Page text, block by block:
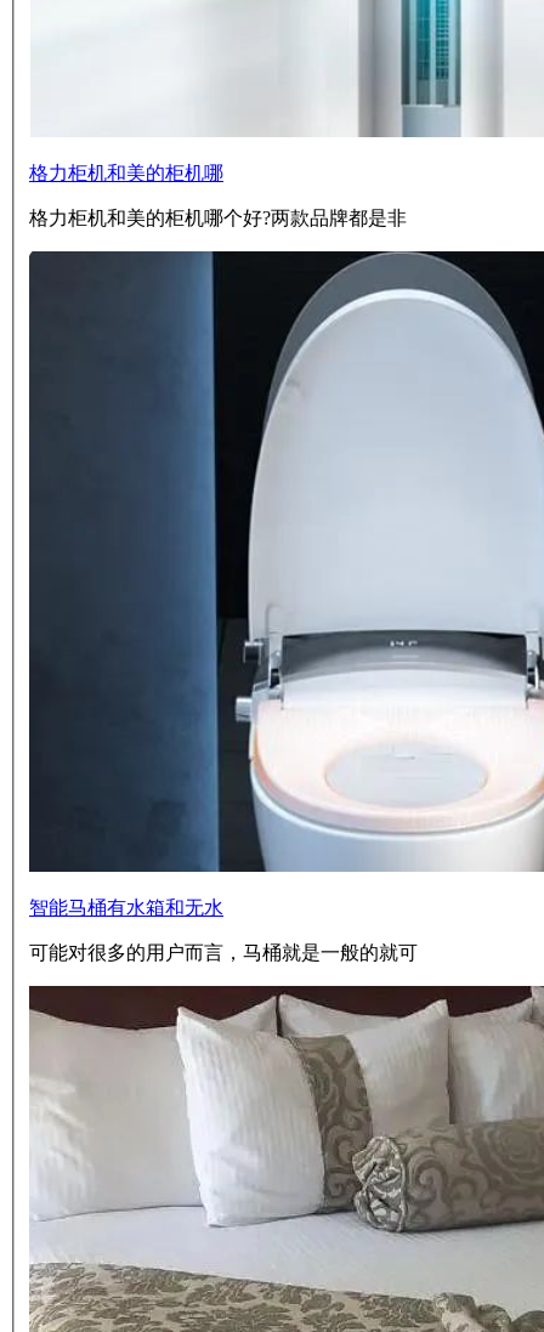
格力柜机和美的柜机哪
格力柜机和美的柜机哪个好?两款品牌都是非
智能马桶有水箱和无水
可能对很多的用户而言，马桶就是一般的就可